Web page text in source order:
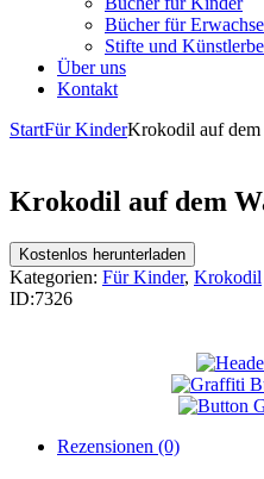
Bücher für
Stifte und
Über uns
Kontakt
StartFür KinderKrokodil auf dem
Krokodil auf dem
Kostenlos herunterladen
Kategorien: Für Kinder, Krokodil
ID:7326
Rezensionen (0)